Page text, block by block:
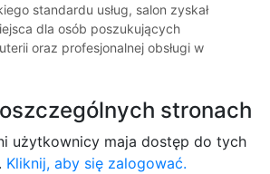
standardu usług, salon zyskał
dla osób poszukujących
oraz profesjonalnej obsługi w
stronach
użytkownicy maja dostęp do tych
Kliknij, aby się zalogować.